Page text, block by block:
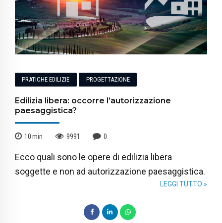
PRATICHE EDILIZIE PROGETTAZIONE
Edilizia libera: occorre l’autorizzazione
paesaggistica?
10min 9991 0
Ecco quali sono le opere di edilizia libera
soggette e non ad autorizzazione paesaggistica.
LEGGI TUTTO »